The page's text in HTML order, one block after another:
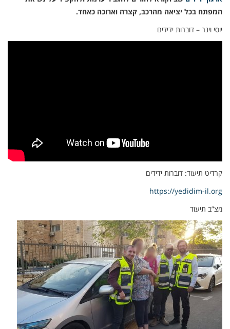
המפתח בכל יציאה מהרכב, קצרה וארוכה כאחד.
יוסי וינר – דוברות ידידים
קרדיט תיעוד: דוברות ידידים
https://yedidim-il.org
מצ”ב תיעוד